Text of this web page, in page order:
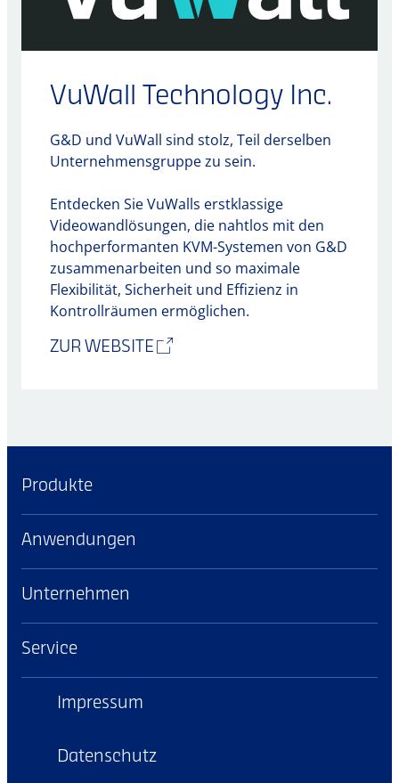
VuWall Technology Inc.
G&D und VuWall sind stolz, Teil derselben
Unternehmensgruppe zu sein.
Entdecken Sie VuWalls erstklassige
Videowandlösungen, die nahtlos mit den
hochperformanten KVM-Systemen von G&D
zusammenarbeiten und so maximale
Flexibilität, Sicherheit und Effizienz in
Kontrollräumen ermöglichen.
ZUR WEBSITE
Produkte
Anwendungen
Unternehmen
Service
Impressum
Datenschutz